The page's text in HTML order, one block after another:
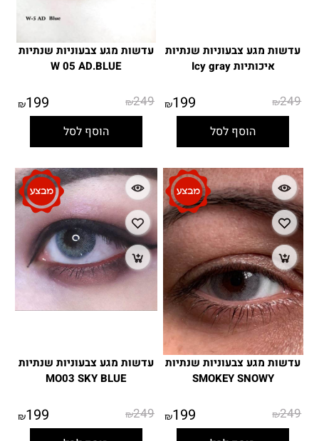
עדשות מגע צבעוניות שנתיות
איכותיות Icy gray
₪249
₪199
הוסף לסל
עדשות מגע צבעוניות שנתיות
W 05 AD.BLUE
₪249
₪199
הוסף לסל
עדשות מגע צבעוניות שנתיות
SMOKEY SNOWY
₪249
₪199
עדשות מגע צבעוניות שנתיות
MO03 SKY BLUE
₪249
₪199